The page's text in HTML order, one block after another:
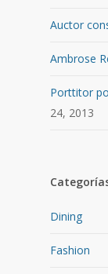
Auctor
Ambrose
Porttitor
24, 2013
Dining
Fashion